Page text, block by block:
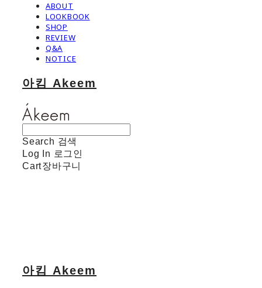
ABOUT
LOOKBOOK
SHOP
REVIEW
Q&A
NOTICE
아킴 Akeem
Search 검색
Log In 로그인
Cart장바구니
아킴 Akeem